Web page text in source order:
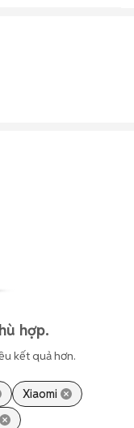
hợp.
kết quả hơn.
Xiaomi